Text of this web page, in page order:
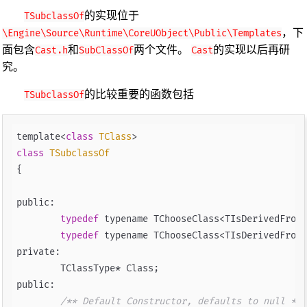
TSubclassOf的实现位于
\Engine\Source\Runtime\CoreUObject\Public\Templates，下
面包含Cast.h和SubClassOf两个文件。 Cast的实现以后再研
究。
TSubclassOf的比较重要的函数包括
template<class TClass>
class TSubclassOf
{
public:
typedef typename
typedef typename
private:
public:
/** Default Constructor, defaults to null */